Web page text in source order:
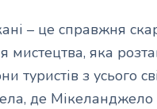
– це справжня
мистецтва, яка
туристів з усього
де Мікеланджело